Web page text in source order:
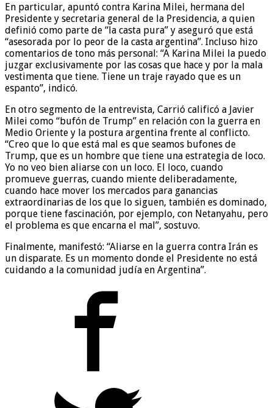
En particular, apuntó contra Karina Milei, hermana del
Presidente y secretaria general de la Presidencia, a quien
definió como parte de “la casta pura” y aseguró que está
“asesorada por lo peor de la casta argentina”. Incluso hizo
comentarios de tono más personal: “A Karina Milei la puedo
juzgar exclusivamente por las cosas que hace y por la mala
vestimenta que tiene. Tiene un traje rayado que es un
espanto”, indicó.
En otro segmento de la entrevista, Carrió calificó a Javier
Milei como “bufón de Trump” en relación con la guerra en
Medio Oriente y la postura argentina frente al conflicto.
“Creo que lo que está mal es que seamos bufones de
Trump, que es un hombre que tiene una estrategia de loco.
Yo no veo bien aliarse con un loco. El loco, cuando
promueve guerras, cuando miente deliberadamente,
cuando hace mover los mercados para ganancias
extraordinarias de los que lo siguen, también es dominado,
porque tiene fascinación, por ejemplo, con Netanyahu, pero
el problema es que encarna el mal”, sostuvo.
Finalmente, manifestó: “Aliarse en la guerra contra Irán es
un disparate. Es un momento donde el Presidente no está
cuidando a la comunidad judía en Argentina”.